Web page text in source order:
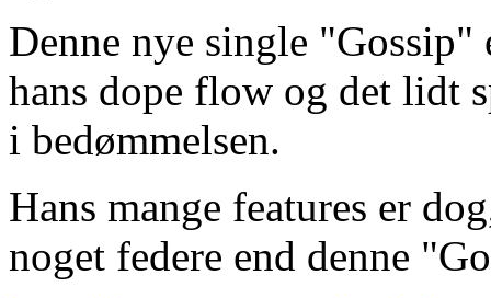
Denne nye single "Gossip"
hans dope flow og det lidt
i bedømmelsen.
Hans mange features er
noget federe end denne